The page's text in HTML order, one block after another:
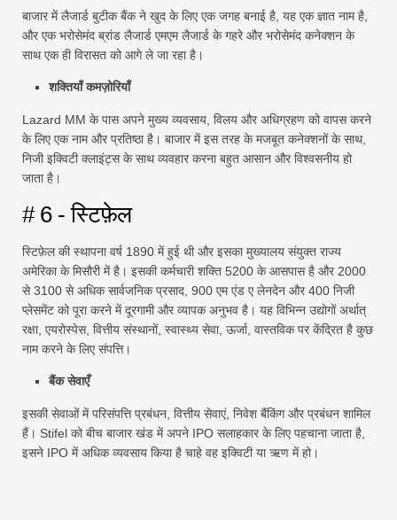
बाजार में लैजार्ड बुटीक बैंक ने खुद के लिए एक जगह बनाई है, यह एक ज्ञात नाम है,
और एक भरोसेमंद ब्रांड लैजार्ड एमएम लैजार्ड के गहरे और भरोसेमंद कनेक्शन के
साथ एक ही विरासत को आगे ले जा रहा है।
शक्तियाँ कमज़ोरियाँ
Lazard MM के पास अपने मुख्य व्यवसाय, विलय और अधिग्रहण को वापस करने
के लिए एक नाम और प्रतिष्ठा है। बाजार में इस तरह के मजबूत कनेक्शनों के साथ,
निजी इक्विटी क्लाइंट्स के साथ व्यवहार करना बहुत आसान और विश्वसनीय हो
जाता है।
# 6 - स्टिफ़ेल
स्टिफ़ेल की स्थापना वर्ष 1890 में हुई थी और इसका मुख्यालय संयुक्त राज्य
अमेरिका के मिसौरी में है। इसकी कर्मचारी शक्ति 5200 के आसपास है और 2000
से 3100 से अधिक सार्वजनिक प्रसाद, 900 एम एंड ए लेनदेन और 400 निजी
प्लेसमेंट को पूरा करने में दूरगामी और व्यापक अनुभव है। यह विभिन्न उद्योगों अर्थात्
रक्षा, एयरोस्पेस, वित्तीय संस्थानों, स्वास्थ्य सेवा, ऊर्जा, वास्तविक पर केंद्रित है कुछ
नाम करने के लिए संपत्ति।
बैंक सेवाएँ
इसकी सेवाओं में परिसंपत्ति प्रबंधन, वित्तीय सेवाएं, निवेश बैंकिंग और प्रबंधन शामिल
हैं। Stifel को बीच बाजार खंड में अपने IPO सलाहकार के लिए पहचाना जाता है,
इसने IPO में अधिक व्यवसाय किया है चाहे वह इक्विटी या ऋण में हो।